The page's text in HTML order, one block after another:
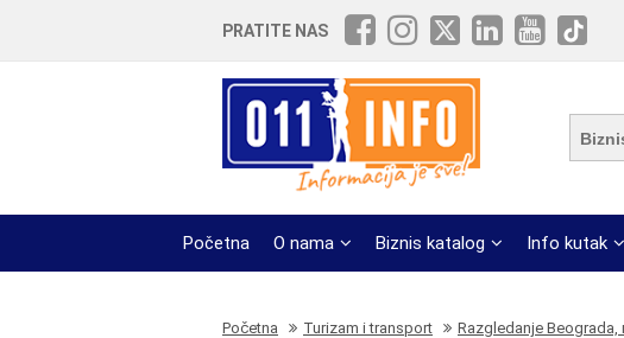
PRATITE NAS
Početna O nama Biznis katalog Info kutak
Početna Turizam i transport Razgledanje Beograda,